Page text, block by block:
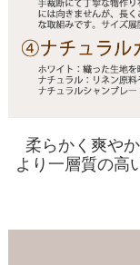
柔らかく爽や
より一層質の高